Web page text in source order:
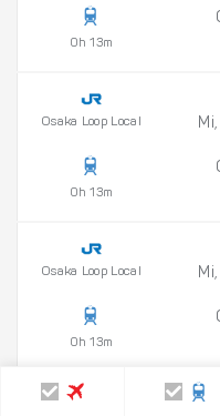
0h 13m
Osaka Loop Local
0h 13m
Osaka Loop Local
0h 13m